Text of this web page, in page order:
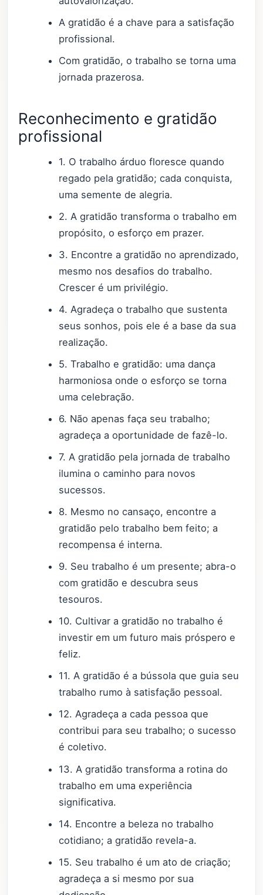
A gratidão é a chave para a satisfação
profissional.
Com gratidão, o trabalho se torna uma
jornada prazerosa.
Reconhecimento e gratidão
profissional
1. O trabalho árduo floresce quando
regado pela gratidão; cada conquista,
uma semente de alegria.
2. A gratidão transforma o trabalho em
propósito, o esforço em prazer.
3. Encontre a gratidão no aprendizado,
mesmo nos desafios do trabalho.
Crescer é um privilégio.
4. Agradeça o trabalho que sustenta
seus sonhos, pois ele é a base da sua
realização.
5. Trabalho e gratidão: uma dança
harmoniosa onde o esforço se torna
uma celebração.
6. Não apenas faça seu trabalho;
agradeça a oportunidade de fazê-lo.
7. A gratidão pela jornada de trabalho
ilumina o caminho para novos
sucessos.
8. Mesmo no cansaço, encontre a
gratidão pelo trabalho bem feito; a
recompensa é interna.
9. Seu trabalho é um presente; abra-o
com gratidão e descubra seus
tesouros.
10. Cultivar a gratidão no trabalho é
investir em um futuro mais próspero e
feliz.
11. A gratidão é a bússola que guia seu
trabalho rumo à satisfação pessoal.
12. Agradeça a cada pessoa que
contribui para seu trabalho; o sucesso
é coletivo.
13. A gratidão transforma a rotina do
trabalho em uma experiência
significativa.
14. Encontre a beleza no trabalho
cotidiano; a gratidão revela-a.
15. Seu trabalho é um ato de criação;
agradeça a si mesmo por sua